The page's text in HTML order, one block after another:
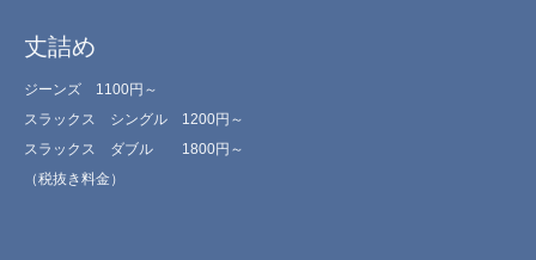
丈詰め
ジーンズ 1100円～
スラックス シングル 1200円～
スラックス ダブル 1800円～
（税抜き料金）